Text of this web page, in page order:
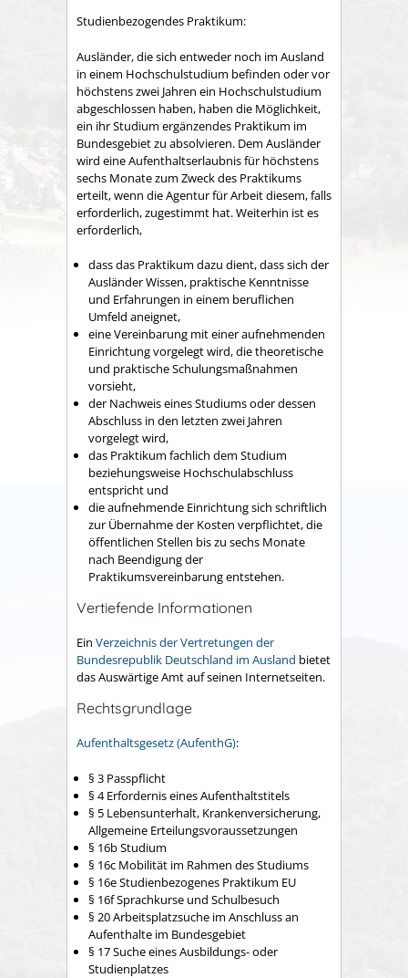
Studienbezogendes Praktikum:
Ausländer, die sich entweder noch im Ausland
in einem Hochschulstudium befinden oder vor
höchstens zwei Jahren ein Hochschulstudium
abgeschlossen haben, haben die Möglichkeit,
ein ihr Studium ergänzendes Praktikum im
Bundesgebiet zu absolvieren. Dem Ausländer
wird eine Aufenthaltserlaubnis für höchstens
sechs Monate zum Zweck des Praktikums
erteilt, wenn die Agentur für Arbeit diesem, falls
erforderlich, zugestimmt hat. Weiterhin ist es
erforderlich,
dass das Praktikum dazu dient, dass sich der
Ausländer Wissen, praktische Kenntnisse
und Erfahrungen in einem beruflichen
Umfeld aneignet,
eine Vereinbarung mit einer aufnehmenden
Einrichtung vorgelegt wird, die theoretische
und praktische Schulungsmaßnahmen
vorsieht,
der Nachweis eines Studiums oder dessen
Abschluss in den letzten zwei Jahren
vorgelegt wird,
das Praktikum fachlich dem Studium
beziehungsweise Hochschulabschluss
entspricht und
die aufnehmende Einrichtung sich schriftlich
zur Übernahme der Kosten verpflichtet, die
öffentlichen Stellen bis zu sechs Monate
nach Beendigung der
Praktikumsvereinbarung entstehen.
Vertiefende Informationen
Ein Verzeichnis der Vertretungen der
Bundesrepublik Deutschland im Ausland bietet
das Auswärtige Amt auf seinen Internetseiten.
Rechtsgrundlage
Aufenthaltsgesetz (AufenthG):
§ 3 Passpflicht
§ 4 Erfordernis eines Aufenthaltstitels
§ 5 Lebensunterhalt, Krankenversicherung,
Allgemeine Erteilungsvoraussetzungen
§ 16b Studium
§ 16c Mobilität im Rahmen des Studiums
§ 16e Studienbezogenes Praktikum EU
§ 16f Sprachkurse und Schulbesuch
§ 20 Arbeitsplatzsuche im Anschluss an
Aufenthalte im Bundesgebiet
§ 17 Suche eines Ausbildungs- oder
Studienplatzes